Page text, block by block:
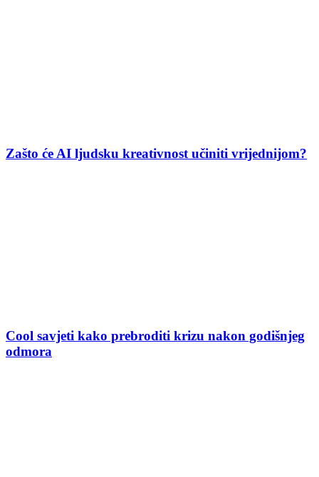
Zašto će AI ljudsku kreativnost učiniti vrijednijom?
Cool savjeti kako prebroditi krizu nakon godišnjeg
odmora